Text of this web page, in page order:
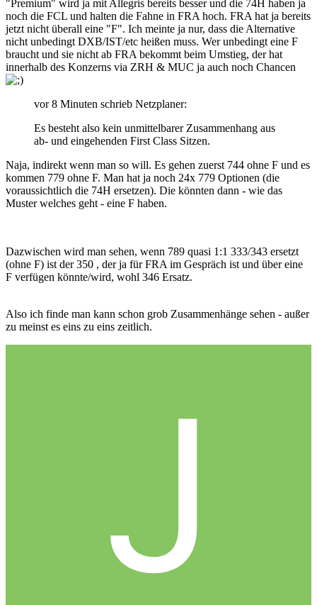
"Premium" wird ja mit Allegris bereits besser und die 74H haben ja
noch die FCL und halten die Fahne in FRA hoch. FRA hat ja bereits
jetzt nicht überall eine "F". Ich meinte ja nur, dass die Alternative
nicht unbedingt DXB/IST/etc heißen muss. Wer unbedingt eine F
braucht und sie nicht ab FRA bekommt beim Umstieg, der hat
innerhalb des Konzerns via ZRH & MUC ja auch noch Chancen
vor 8 Minuten schrieb Netzplaner:
Es besteht also kein unmittelbarer Zusammenhang aus
ab- und eingehenden First Class Sitzen.
Naja, indirekt wenn man so will. Es gehen zuerst 744 ohne F und es
kommen 779 ohne F. Man hat ja noch 24x 779 Optionen (die
voraussichtlich die 74H ersetzen). Die könnten dann - wie das
Muster welches geht - eine F haben.
Dazwischen wird man sehen, wenn 789 quasi 1:1 333/343 ersetzt
(ohne F) ist der 350 , der ja für FRA im Gespräch ist und über eine
F verfügen könnte/wird, wohl 346 Ersatz.
Also ich finde man kann schon grob Zusammenhänge sehen - außer
zu meinst es eins zu eins zeitlich.